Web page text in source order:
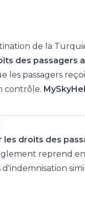
de la
des passagers
les passagers
contrôle.
les droits des
reprend